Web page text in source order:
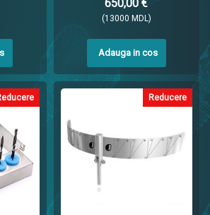
este disponibil în diametrele și
în acest grafic:
650,00 €
(13000 MDL)
Adauga in cos
Reducere